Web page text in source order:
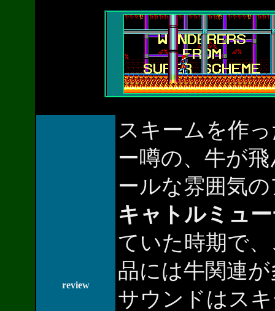
review
スキームを作
ー噂の、牛が
ールな雰囲気
キャトルミュ
ていた時期で
品には牛関連
サウンドはス